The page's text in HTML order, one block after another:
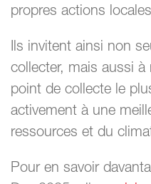
propres actions
Ils invitent ainsi non
collecter, mais aussi
point de collecte le
activement à une
ressources et du
Pour en savoir